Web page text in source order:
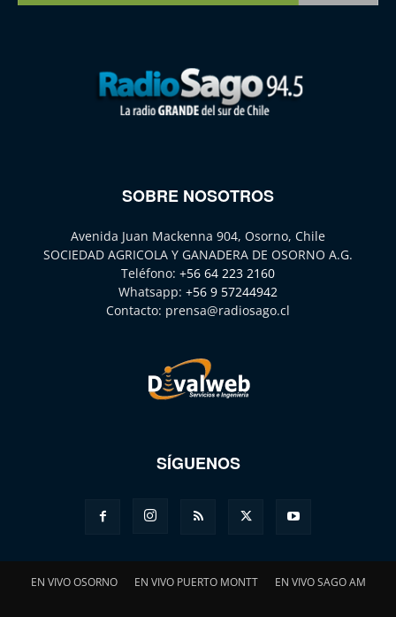
SOBRE NOSOTROS
Avenida Juan Mackenna 904, Osorno, Chile
SOCIEDAD AGRICOLA Y GANADERA DE OSORNO A.G.
Teléfono: +56 64 223 2160
Whatsapp: +56 9 57244942
Contacto: prensa@radiosago.cl
SÍGUENOS
EN VIVO OSORNO EN VIVO PUERTO MONTT EN VIVO SAGO AM